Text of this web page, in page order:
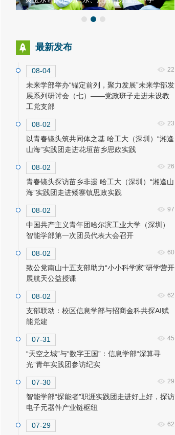
最新发布
08-04 22
未来学部举办“锚定前列，聚力发展”未来学部发
展系列研讨会（七）——党政班子走进未设教
工党支部
08-02 23
以青春镜头筑共同体之基 哈工大（深圳）“湘逢
山海”实践团走进花垣苗乡思政实践
08-02 26
青春镜头探访苗乡非遗 哈工大（深圳）“湘逢山
海”实践团走进矮寨镇思政实践
08-02 97
中国共产主义青年团哈尔滨工业大学（深圳）
智能学部第一次团员代表大会召开
08-02 60
致公党南山十五支部助力“小小科学家”研学营开
展航天公益授课
08-02 62
支部联动：校区信息学部与招商金科共探AI赋
能党建
07-31 45
“天空之城”与“数字王国”：信息学部“深算寻
光”青年实践团参访纪实
07-30 29
智能学部“探能者”职涯实践团走进好上好，探访
电子元器件产业链枢纽
07-29 62